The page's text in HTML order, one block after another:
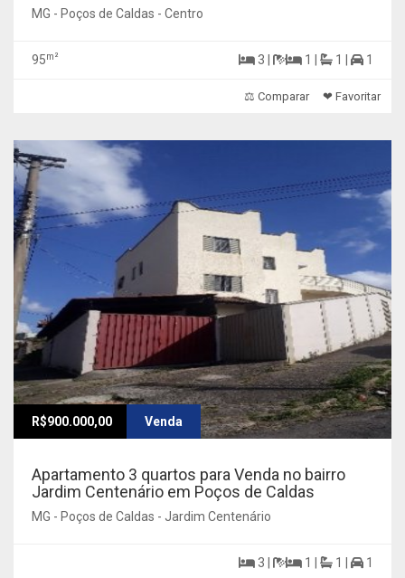
MG - Poços de Caldas - Centro
95m² 3 | 1 | 1 | 1
⚖ Comparar ❤ Favoritar
R$900.000,00 Venda
Apartamento 3 quartos para Venda no bairro
Jardim Centenário em Poços de Caldas
MG - Poços de Caldas - Jardim Centenário
3 | 1 | 1 | 1